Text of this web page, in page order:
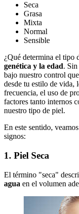
Seca
Grasa
Mixta
Normal
Sensible
¿Qué determina el tipo
genética y la edad.
bajo nuestro control
desde tu estilo de vida,
frecuencia, el uso de
factores tanto internos
nuestro tipo de piel.
En este sentido,
signos:
1. Piel Seca
El término "seca"
agua en el volumen